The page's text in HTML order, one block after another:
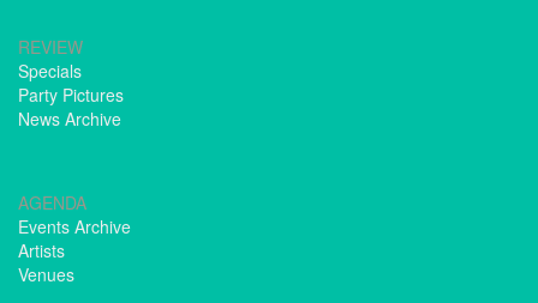
REVIEW
Specials
Party Pictures
News Archive
AGENDA
Events Archive
Artists
Venues